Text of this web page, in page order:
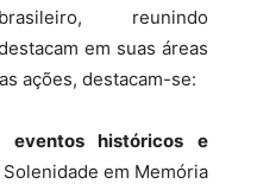
reunindo
em suas áreas
ações, destacam-se:
eventos históricos e
em Memória